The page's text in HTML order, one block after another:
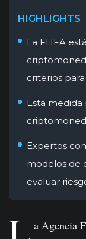
HIGHLIGHTS
La FHFA
criterios
Esta medida
Expertos
modelos de
evaluar
a Agencia